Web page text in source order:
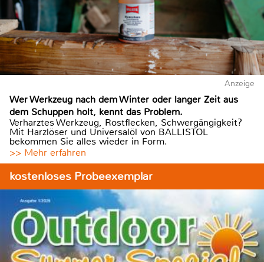
Anzeige
Wer Werkzeug nach dem Winter oder langer Zeit aus
dem Schuppen holt, kennt das Problem.
Verharztes Werkzeug, Rostflecken, Schwergängigkeit?
Mit Harzlöser und Universalöl von BALLISTOL
bekommen Sie alles wieder in Form.
>> Mehr erfahren
kostenloses Probeexemplar